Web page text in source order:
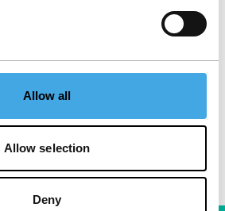
Allow all
Allow selection
Deny